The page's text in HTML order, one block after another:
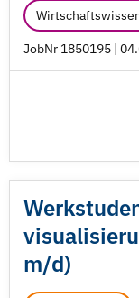
JobNr 1850195 |
m/d)